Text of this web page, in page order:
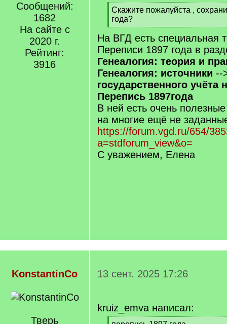
Сообщений:
1682
На сайте с
2020 г.
Рейтинг:
3916
[
q
]
Скажите пожалуйста ,
года?
[
q
]
На ВГД есть специальная
Переписи 1897 года в
Генеалогия: теория и
Генеалогия: источники --
государственного учёта
Перепись 1897года
В ней есть очень
на многие ещё не
https://forum.vgd.ru/654/
a=stdforum_view&o=
С уважением, Елена
KonstantinCo
Тверь
13 сент. 2025 17:26
kruiz_emva написал: